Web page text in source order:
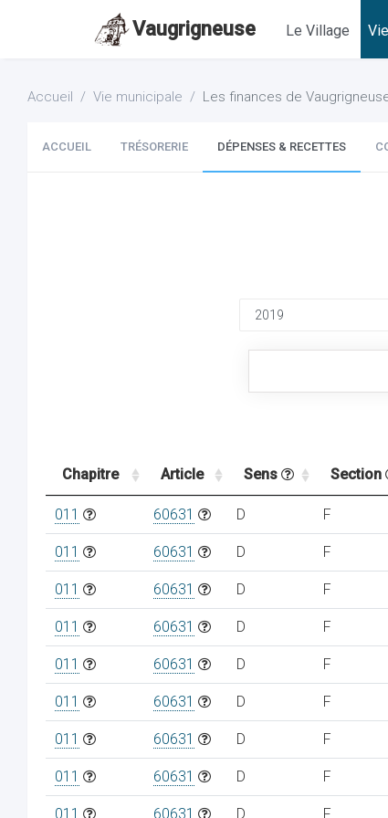
Vaugrigneuse Le Village
Accueil Vie municipale Les finances de
ACCUEIL TRÉSORERIE DÉPENSES & RECETTES
Chapitre Article Sens Section
011 60631 D F
011 60631 D F
011 60631 D F
011 60631 D F
011 60631 D F
011 60631 D F
011 60631 D F
011 60631 D F
011 60631 D F